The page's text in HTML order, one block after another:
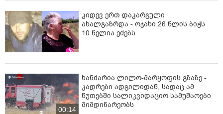
კიდევ ერთ დაკარგული
ახალგაზრდა - ოჯახი 26 წლის ბიჭს
10 წელია ეძებს
00:14
ხანძარია ლილო-მარყოფის გზაზე -
კადრები ადგილიდან, სადაც ამ
წუთებში სალიკვიდაციო სამუშაოები
მიმდინარეობს